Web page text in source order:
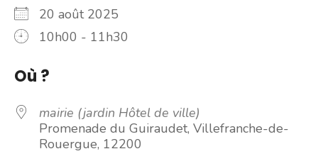
20 août 2025
10h00 - 11h30
Où ?
mairie (jardin Hôtel de ville)
Promenade du Guiraudet, Villefranche-de-
Rouergue, 12200